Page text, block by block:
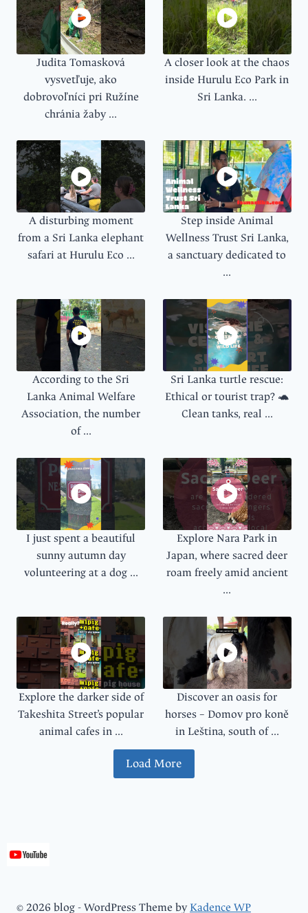
Judita Tomasková
vysvetľuje, ako
dobrovoľníci pri Ružíne
chránia žaby ...
A closer look at the chaos
inside Hurulu Eco Park in
Sri Lanka. ...
A disturbing moment
from a Sri Lanka elephant
safari at Hurulu Eco ...
Step inside Animal
Wellness Trust Sri Lanka,
a sanctuary dedicated to
...
According to the Sri
Lanka Animal Welfare
Association, the number
of ...
Sri Lanka turtle rescue:
Ethical or tourist trap? 🐢
Clean tanks, real ...
I just spent a beautiful
sunny autumn day
volunteering at a dog ...
Explore Nara Park in
Japan, where sacred deer
roam freely amid ancient
...
Explore the darker side of
Takeshita Street’s popular
animal cafes in ...
Discover an oasis for
horses – Domov pro koně
in Leština, south of ...
Load More
© 2026 blog - WordPress Theme by Kadence WP